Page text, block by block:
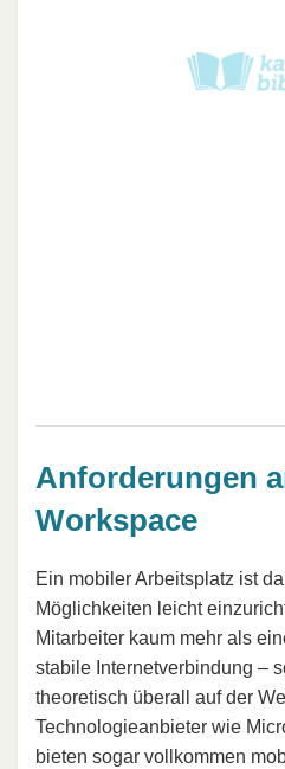
Anforderungen
Workspace
Ein mobiler Arbeitsplatz ist
Möglichkeiten leicht
Mitarbeiter kaum mehr als
stabile Internetverbindung –
theoretisch überall auf der
Technologieanbieter wie
bieten sogar vollkommen